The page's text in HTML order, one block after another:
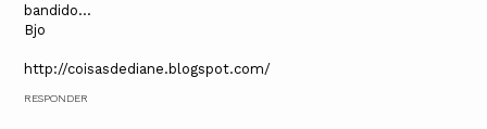
bandido...
Bjo
http://coisasdediane.blogspot.com/
RESPONDER